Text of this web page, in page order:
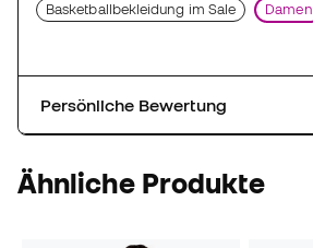
Basketballbekleidung im Sale Damen
Persönliche Bewertung
Ähnliche Produkte